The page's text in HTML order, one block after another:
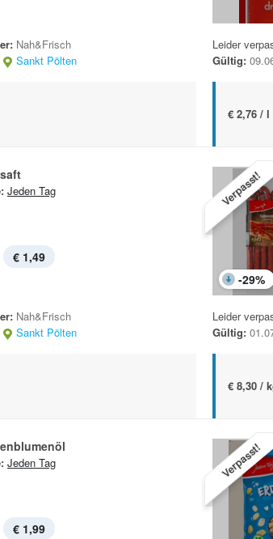
Nah&Frisch
Sankt Pölten
Leider
Gültig:
€ 2,76 / l
Jeden Tag
€ 1,49
Nah&Frisch
Sankt Pölten
Verpasst!
-29%
Leider
Gültig:
€ 8,30 /
Jeden Tag
€ 1,99
Verpasst!